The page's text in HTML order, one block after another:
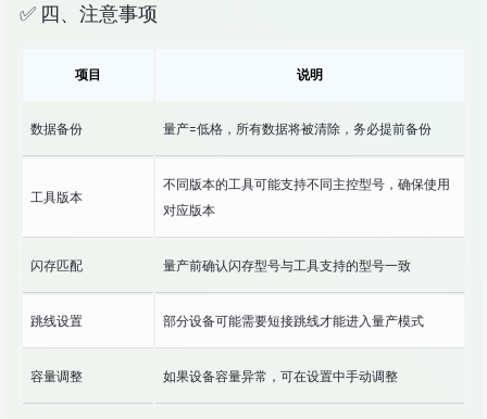
✅ 四、注意事项
项目 说明
数据备份 量产=低格，所有数据将被清除，务必提前备份
工具版本
不同版本的工具可能支持不同主控型号，确保使用
对应版本
闪存匹配 量产前确认闪存型号与工具支持的型号一致
跳线设置 部分设备可能需要短接跳线才能进入量产模式
容量调整 如果设备容量异常，可在设置中手动调整